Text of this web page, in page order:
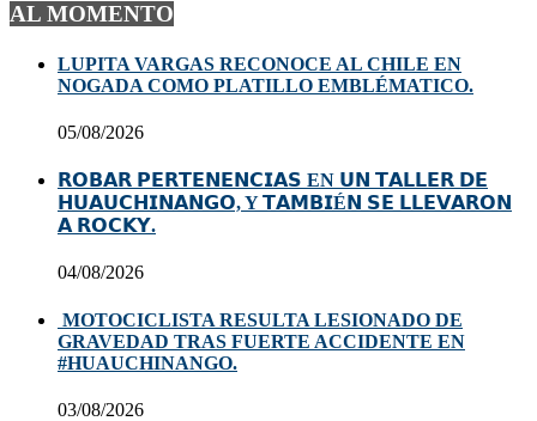
AL MOMENTO
LUPITA VARGAS RECONOCE AL CHILE EN
NOGADA COMO PLATILLO EMBLÉMATICO.
05/08/2026
𝗥𝗢𝗕𝗔𝗥 𝗣𝗘𝗥𝗧𝗘𝗡𝗘𝗡𝗖𝗜𝗔𝗦 EN 𝗨𝗡 𝗧𝗔𝗟𝗟𝗘𝗥 𝗗𝗘
𝗛𝗨𝗔𝗨𝗖𝗛𝗜𝗡𝗔𝗡𝗚𝗢, Y 𝗧𝗔𝗠𝗕𝗜É𝗡 𝗦𝗘 𝗟𝗟𝗘𝗩𝗔𝗥𝗢𝗡
𝗔 𝗥𝗢𝗖𝗞𝗬.
04/08/2026
MOTOCICLISTA RESULTA LESIONADO DE
GRAVEDAD TRAS FUERTE ACCIDENTE EN
#HUAUCHINANGO.
03/08/2026